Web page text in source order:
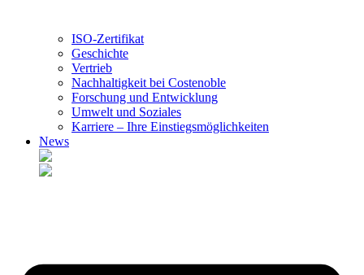
ISO-Zertifikat
Geschichte
Vertrieb
Nachhaltigkeit bei Costenoble
Forschung und Entwicklung
Umwelt und Soziales
Karriere – Ihre Einstiegsmöglichkeiten
News